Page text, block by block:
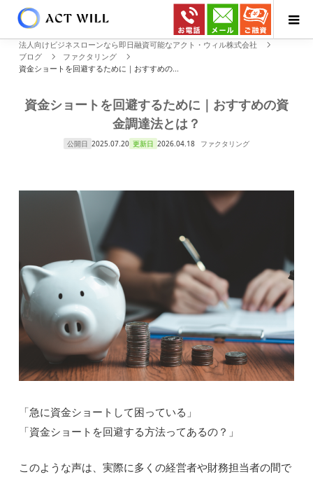
法人向けビジネスローンなら即日融資可能なアクト・ウィル株式会社
ブログ
ファクタリング
資金ショートを回避するために｜おすすめの...
資金ショートを回避するために｜おすすめの資
金調達法とは？
公開日 2025.07.20 更新日 2026.04.18 ファクタリング
「急に資金ショートして困っている」
「資金ショートを回避する方法ってあるの？」
このような声は、実際に多くの経営者や財務担当者の間で